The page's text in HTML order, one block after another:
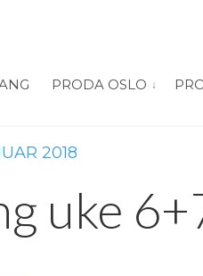
PRODA” PRODA OSLO vis
2018
uke